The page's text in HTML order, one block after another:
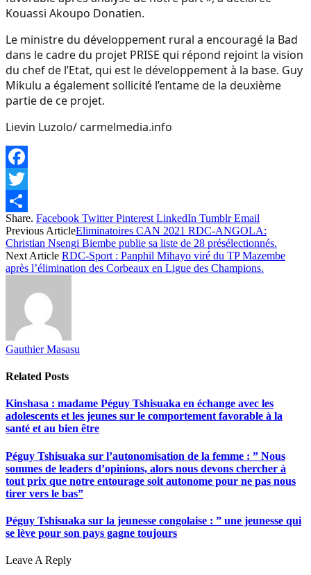
Kouassi Akoupo Donatien.
Le ministre du développement rural a encouragé la Bad
dans le cadre du projet PRISE qui répond rejoint la vision
du chef de l’Etat, qui est le développement à la base. Guy
Mikulu a également sollicité l’entame de la deuxième
partie de ce projet.
Lievin Luzolo/ carmelmedia.info
Facebook
Twitter
Share
Share. Facebook Twitter Pinterest LinkedIn Tumblr Email
Previous ArticleEliminatoires CAN 2021 RDC-ANGOLA:
Christian Nsengi Biembe publie sa liste de 28 présélectionnés.
Next Article RDC-Sport : Panphil Mihayo viré du TP Mazembe
après l’élimination des Corbeaux en Ligue des Champions.
Gauthier Masasu
Related Posts
Kinshasa : madame Péguy Tshisuaka en échange avec les
adolescents et les jeunes sur le comportement favorable à la
santé et au bien être
Péguy Tshisuaka sur l’autonomisation de la femme : ” Nous
sommes de leaders d’opinions, alors nous devons chercher à
tout prix que notre entourage soit autonome pour ne pas nous
tirer vers le bas”
Péguy Tshisuaka sur la jeunesse congolaise : ” une jeunesse qui
se lève pour son pays gagne toujours
Leave A Reply